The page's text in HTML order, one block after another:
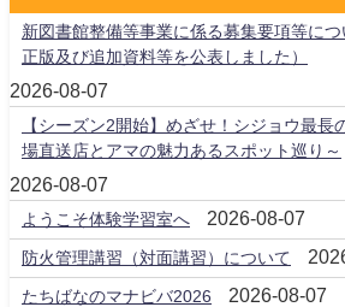
新図書館整備等事業に係る募集要項等に
正版及び追加資料等を公表しました）
2026-08-07
【シーズン2開始】めざせ！シジョウ最長
場直送店とアマの魅力あるスポット巡り～
2026-08-07
ようこそ体験学習室へ 2026-08-07
防火管理講習（対面講習）について
たちばなのマナビバ2026 2026-08-07